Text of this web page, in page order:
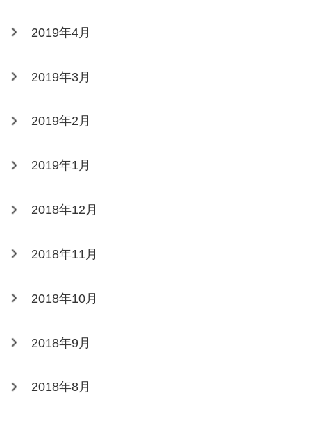
2019年4月
2019年3月
2019年2月
2019年1月
2018年12月
2018年11月
2018年10月
2018年9月
2018年8月